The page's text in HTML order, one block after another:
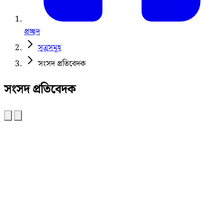
প্রচ্ছদ
সূত্রসমূহ
সংসদ প্রতিবেদক
সংসদ প্রতিবেদক